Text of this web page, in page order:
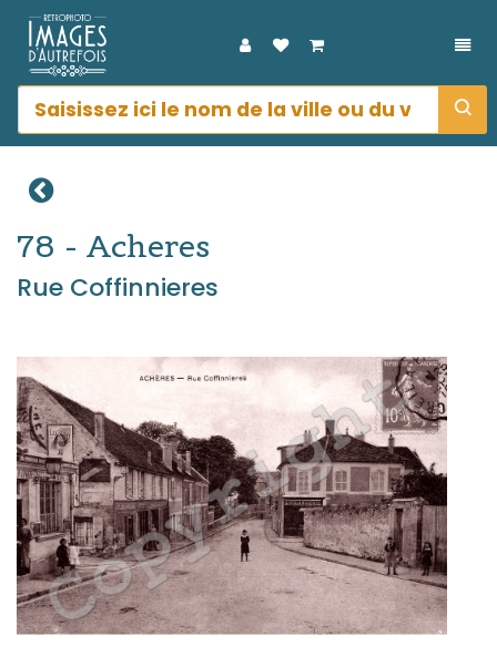
78 - Acheres
Rue Coffinnieres